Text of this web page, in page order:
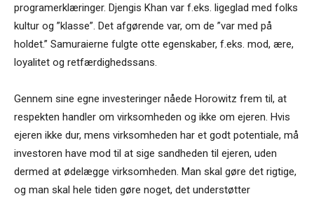
programerklæringer. Djengis Khan var f.eks. ligeglad med folks
kultur og ”klasse”. Det afgørende var, om de ”var med på
holdet.” Samuraierne fulgte otte egenskaber, f.eks. mod, ære,
loyalitet og retfærdighedssans.
Gennem sine egne investeringer nåede Horowitz frem til, at
respekten handler om virksomheden og ikke om ejeren. Hvis
ejeren ikke dur, mens virksomheden har et godt potentiale, må
investoren have mod til at sige sandheden til ejeren, uden
dermed at ødelægge virksomheden. Man skal gøre det rigtige,
og man skal hele tiden gøre noget, det understøtter